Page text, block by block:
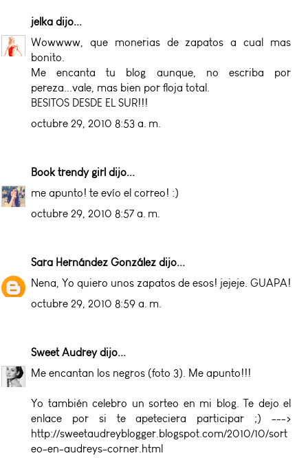
jelka dijo...
Wowwww, que monerias de zapatos a cual mas
bonito.
Me encanta tu blog aunque, no escriba por
pereza...vale, mas bien por floja total.
BESITOS DESDE EL SUR!!!
octubre 29, 2010 8:53 a. m.
Book trendy girl dijo...
me apunto! te evío el correo! :)
octubre 29, 2010 8:57 a. m.
Sara Hernández González dijo...
Nena, Yo quiero unos zapatos de esos! jejeje. GUAPA!
octubre 29, 2010 8:59 a. m.
Sweet Audreydijo...
Me encantan los negros (foto 3). Me apunto!!!
Yo también celebro un sorteo en mi blog. Te dejo el
enlace por si te apeteciera participar ;) --->
http://sweetaudreyblogger.blogspot.com/2010/10/sort
eo-en-audreys-corner.html